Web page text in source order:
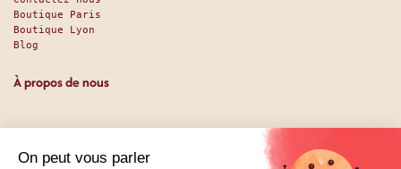
Boutique Paris
Boutique Lyon
Blog
À propos de nous
Depuis 1951, nous accueillons les gourmands et les gourmets
en leur promettant des produits de qualité au meilleur